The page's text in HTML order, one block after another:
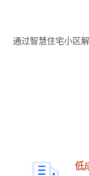
通过智慧住宅小区
低